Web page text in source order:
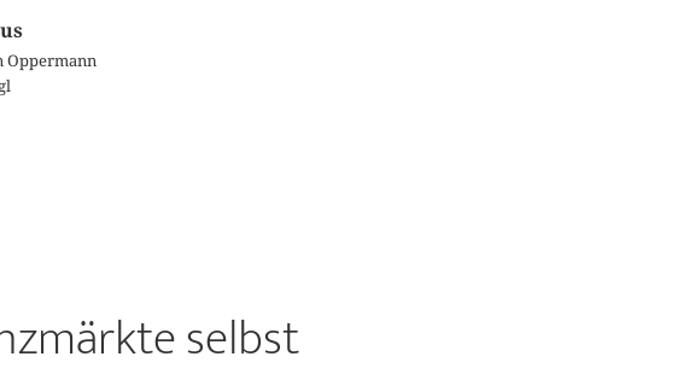
Oppermann
selbst